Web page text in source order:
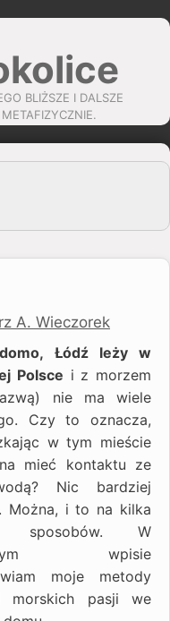
BLIŻSZE I DALSZE
A. Wieczorek
Łódź leży w
Polsce i z morzem
nie ma wiele
Czy to oznacza,
w tym mieście
mieć kontaktu ze
Nic bardziej
Można, i to na kilka
sposobów. W
wpisie
moje metody
morskich pasji we